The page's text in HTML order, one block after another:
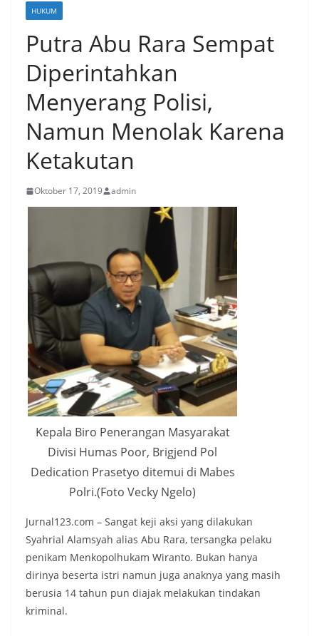
HUKUM
Putra Abu Rara Sempat
Diperintahkan
Menyerang Polisi,
Namun Menolak Karena
Ketakutan
Oktober 17, 2019 admin
Kepala Biro Penerangan Masyarakat
Divisi Humas Poor, Brigjend Pol
Dedication Prasetyo ditemui di Mabes
Polri.(Foto Vecky Ngelo)
Jurnal123.com – Sangat keji aksi yang dilakukan
Syahrial Alamsyah alias Abu Rara, tersangka pelaku
penikam Menkopolhukam Wiranto. Bukan hanya
dirinya beserta istri namun juga anaknya yang masih
berusia 14 tahun pun diajak melakukan tindakan
kriminal.